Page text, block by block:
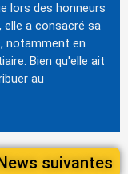
lors des honneurs
elle a consacré sa
notamment en
Bien qu'elle ait
au
News suivantes